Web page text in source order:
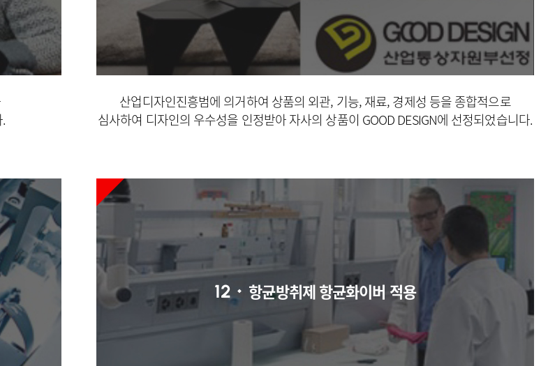
산업디자인진흥범에 의거하여 상품의 외관, 기능,재료, 경제성 등을 종합적으로
심사하여 디자인의 우수성을 인정받아자사의 상품이 GOOD DESIGN에 선정되었습니다.
12 항균방취제 항균화이버 적용